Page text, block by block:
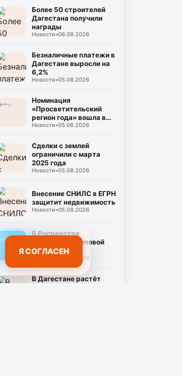
Более 50 строителей
Дагестана получили
награды
Новости•06.08.2026
Безналичные платежи в
Дагестане выросли на
6,2%
Новости•05.08.2026
Номинация
«Просветительский
регион года» вошла в
премию «Знание»
Новости•05.08.2026
Сделки с землей
ограничили с марта
2025 года
Новости•05.08.2026
Внесение СНИЛС в ЕГРН
защитит недвижимость
Новости•05.08.2026
В Росреестре
апробируют типовой
проект по ИИ
05.08.2026
В Дагестане растёт
Я СОГЛАСЕН